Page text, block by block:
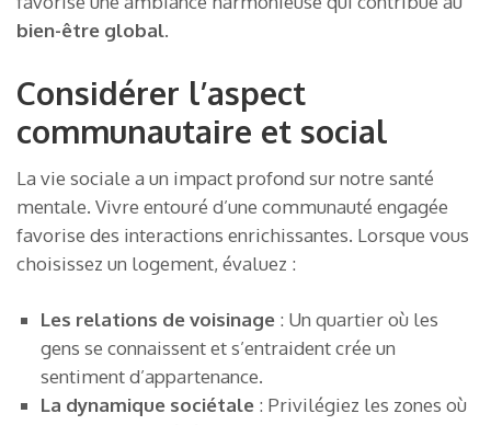
bien-être global.
Considérer l’aspect
communautaire et social
La vie sociale a un impact profond sur notre santé
mentale. Vivre entouré d’une communauté engagée
favorise des interactions enrichissantes. Lorsque vous
choisissez un logement, évaluez :
Les relations de voisinage : Un quartier où les
gens se connaissent et s’entraident crée un
sentiment d’appartenance.
La dynamique sociétale : Privilégiez les zones où